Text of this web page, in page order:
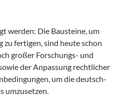
werden: Die Bausteine, um
fertigen, sind heute schon
großer Forschungs- und
der Anpassung rechtlicher
um die deutsch-
umzusetzen.